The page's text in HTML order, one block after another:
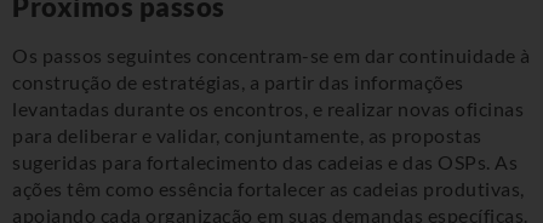
Próximos passos
Os passos seguintes concentram-se em dar continuidade à
construção de estratégias, a partir das informações
levantadas durante os encontros, e realizar novas oficinas
para deliberar e validar, conjuntamente, as propostas
sugeridas para fortalecimento das cadeias e das OSPs. As
ações têm como essência fortalecer as cadeias produtivas,
apoiando cada organização em suas demandas específicas.